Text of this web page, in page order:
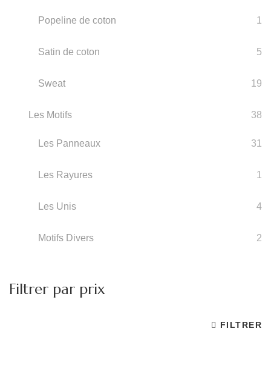
Popeline de coton 1
Satin de coton 5
Sweat 19
Les Motifs 38
Les Panneaux 31
Les Rayures 1
Les Unis 4
Motifs Divers 2
Filtrer par prix
FILTRER